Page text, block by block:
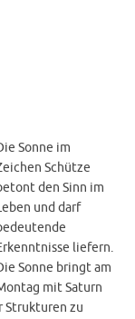
Sonne im
Schütze
den Sinn im
und darf
liefern.
Sonne bringt am
mit Saturn
Strukturen zu